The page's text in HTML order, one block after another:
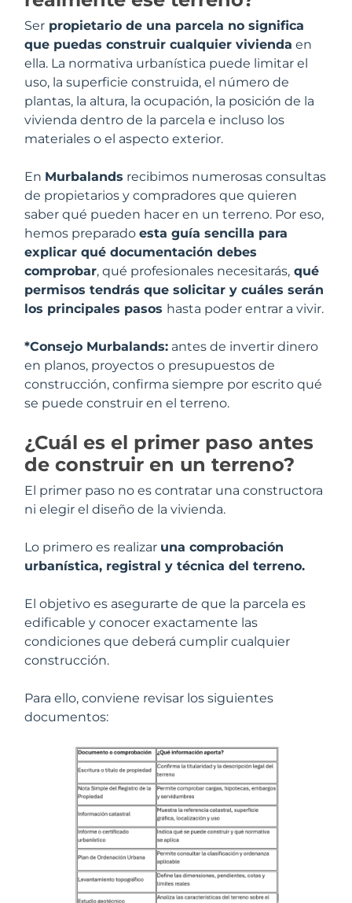
Serpropietario de una parcela no significa
que puedas construir cualquier vivienda en
ella. La normativa urbanística puede limitar el
uso, la superficie construida, el número de
plantas, la altura, la ocupación, la posición de la
vivienda dentro de la parcela e incluso los
materiales o el aspecto exterior.
En Murbalands recibimos numerosas consultas
de propietarios y compradores que quieren
saber qué pueden hacer en un terreno. Por eso,
hemos preparado esta guía sencilla para
explicar qué documentación debes
comprobar, qué profesionales necesitarás,qué
permisos tendrás que solicitar y cuáles serán
los principales pasos hasta poder entrar a vivir.
*Consejo Murbalands:antes de invertir dinero
en planos, proyectos o presupuestos de
construcción, confirma siempre por escrito qué
se puede construir en el terreno.
¿Cuál es el primer paso antes
de construir en un terreno?
El primer paso no es contratar una constructora
ni elegir el diseño de la vivienda.
Lo primero es realizar una comprobación
urbanística, registral y técnica del terreno.
El objetivo es asegurarte de que la parcela es
edificable y conocer exactamente las
condiciones que deberá cumplir cualquier
construcción.
Para ello, conviene revisar los siguientes
documentos: